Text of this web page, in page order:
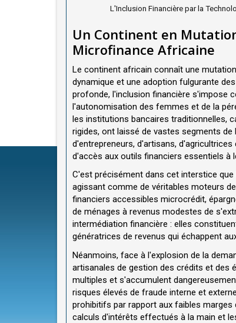
L'Inclusion Financière par la
Un Continent en
Microfinance Africaine
Le continent africain connaît une
dynamique et une adoption fulgurante
profonde, l'inclusion financière s'impose
l'autonomisation des femmes et de la
les institutions bancaires traditionnelles,
rigides, ont laissé de vastes segments
d'entrepreneurs, d'artisans,
d'accès aux outils financiers essentiels à
C'est précisément dans cet interstice
agissant comme de véritables moteurs
financiers accessibles microcrédit,
de ménages à revenus modestes de
intermédiation financière : elles
génératrices de revenus qui échappent
Néanmoins, face à l'explosion de la
artisanales de gestion des crédits et des
multiples et s'accumulent
risques élevés de fraude interne et
prohibitifs par rapport aux faibles
calculs d'intérêts effectués à la main et